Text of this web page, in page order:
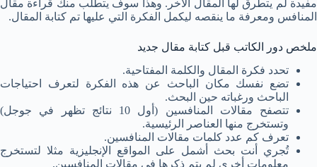
مفيدة لم يتطرق لها المقال الآخر. وهذا سوف يتطلب منك قراءة مقال
المنافس ومعرفة ما ينقصه ليكمل الفكرة التي عليها تم كتابة المقال.
ملخص دور الكاتب قبل كتابة مقال جديد
تحدد فكرة المقال والكلمة المفتاحية.
تضع نفسك مكان الباحث عن هذه الفكرة لتعرف احتياجات
الباحث ورغباته حين البحث.
تتصفح مقالات المنافسين (أول 10 نتائج تظهر في جوجل)
وتستخرج منها العناصر الرئيسية.
تعرف كم عدد كلمات مقالات المنافسين.
تُجري أنت بحث أشمل على المواقع الإنجليزية مثلا لتستخرج
معلومات أخرى لم يتم ذكرها في مقالات المنافسين.